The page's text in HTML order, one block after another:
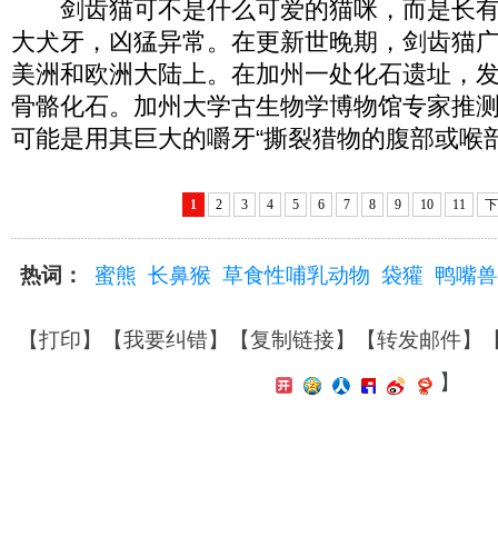
剑齿猫可不是什么可爱的猫咪，而是长
大犬牙，凶猛异常。在更新世晚期，剑齿猫
美洲和欧洲大陆上。在加州一处化石遗址，
骨骼化石。加州大学古生物学博物馆专家推
可能是用其巨大的嚼牙“撕裂猎物的腹部或喉
1 2 3 4 5 6 7 8 9 10 11
热词： 蜜熊 长鼻猴 草食性哺乳动物 袋獾 鸭嘴兽
【打印】【我要纠错】【复制链接】【转发邮件】
】